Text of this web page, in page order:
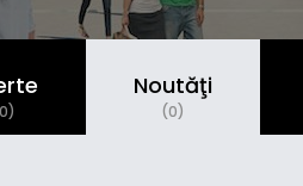
Noutăţi
(0)